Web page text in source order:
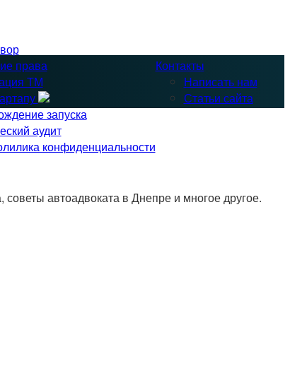
права
ТМ
запуска
аудит
конфиденциальности
Контакты
Написать нам
Статьи сайта
автоадвоката в Днепре и многое другое.